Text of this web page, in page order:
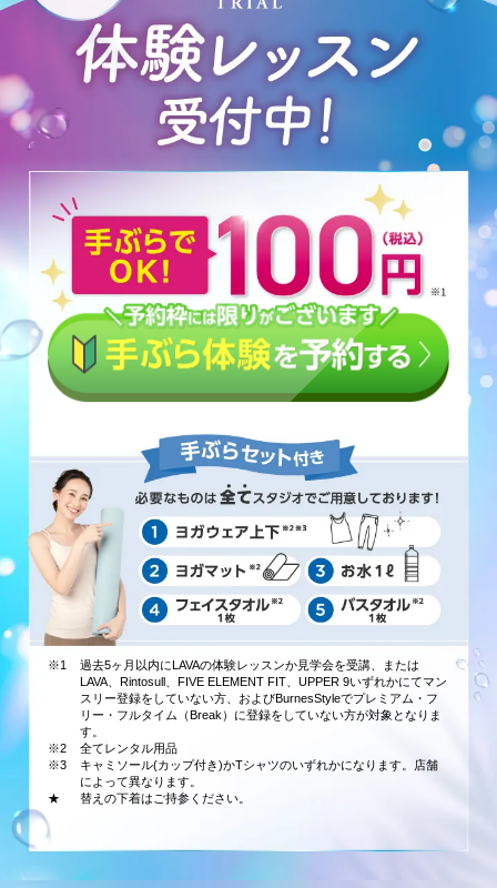
※1
過去5ヶ月以内にLAVAの体験レッスンか見学会を受講、または
LAVA、Rintosull、FIVE ELEMENT FIT、UPPER 9いずれかにてマン
スリー登録をしていない方、およびBurnesStyleでプレミアム・フ
リー・フルタイム（Break）に登録をしていない方が対象となりま
す。
※2
全てレンタル用品
※3
キャミソール(カップ付き)かTシャツのいずれかになります。店舗
によって異なります。
★
替えの下着はご持参ください。